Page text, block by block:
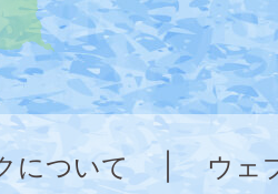
について
ウェ